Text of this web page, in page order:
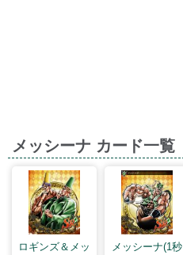
メッシーナ カード一覧
ロギンズ＆メッ
メッシーナ(1秒